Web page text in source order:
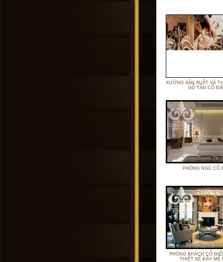
XƯỞNG SẢN XUẤT VÀ
GỖ TÂN CỔ
PHÒNG NGỦ CỔ
PHÒNG KHÁCH CỔ
THIẾT KẾ ĐẦY MÊ